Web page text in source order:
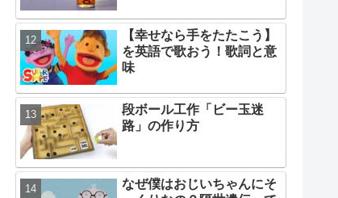
【幸せなら手をたたこう】
を英語で歌おう！歌詞と意
味
段ボール工作「ビー玉迷
路」の作り方
なぜ僕はおじいちゃんにそ